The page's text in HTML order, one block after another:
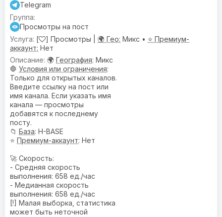
Telegram
Просмотры на пост
[
] Просмотры | 🌍 Гео: Микс • ⭐ Премиум-
аккаунт: Нет
🌍 География: Микс
🛑 Условия или ограничения:
Только для открытых каналов.
Введите ссылку на пост или
имя канала. Если указать имя
канала — просмотры
добавятся к последнему
посту.
📁 База: H-BASE
⭐ Премиум-аккаунт: Нет
🚀 Скорость:
- Средняя скорость
выполнения: 658 ед./час
- Медианная скорость
выполнения: 658 ед./час
[!] Малая выборка, статистика
может быть неточной